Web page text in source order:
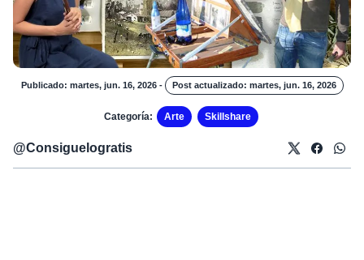
Publicado: martes, jun. 16, 2026 - Post actualizado: martes, jun. 16, 2026
Categoría: Arte Skillshare
@Consiguelogratis